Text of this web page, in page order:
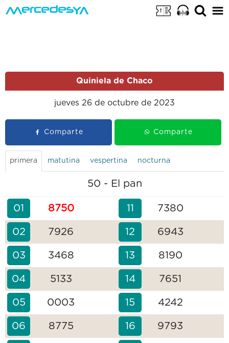
Quiniela de Chaco
jueves 26 de octubre de 2023
Comparte Comparte
primera matutina vespertina nocturna
50 - El pan
01 8750 11 7380
02 7926 12 6943
03 3468 13 8190
04 5133 14 7651
05 0003 15 4242
06 8775 16 9793